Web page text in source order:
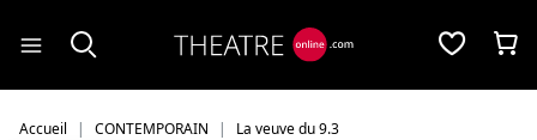
Accueil CONTEMPORAIN La veuve du 9.3